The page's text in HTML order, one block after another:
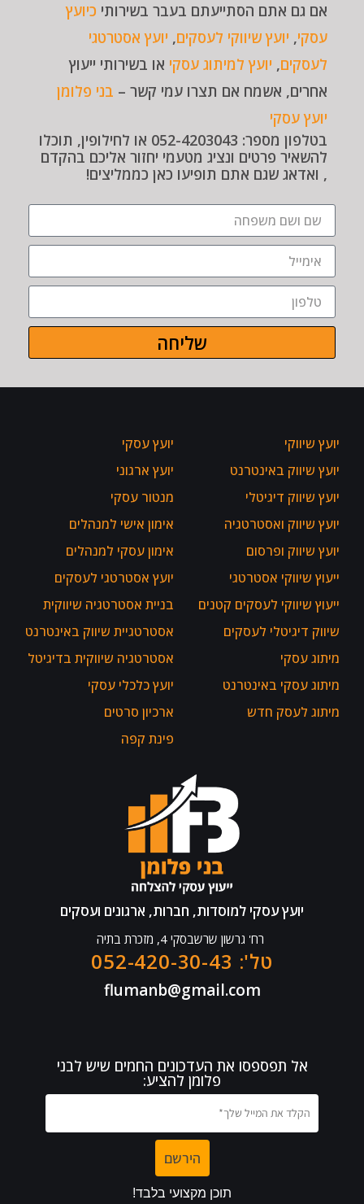
אם גם אתם הסתייעתם בעבר בשירותי כיועץ
עסקי, יועץ שיווקי לעסקים, יועץ אסטרטגי
לעסקים, יועץ למיתוג עסקי או בשירותי ייעוץ
אחרים, אשמח אם תצרו עמי קשר – בני פלומן
יועץ עסקי
בטלפון מספר: 052-4203043 או לחילופין, תוכלו
להשאיר פרטים ונציג מטעמי יחזור אליכם בהקדם
, ואדאג שגם אתם תופיעו כאן כממליצים!
שליחה
יועץ עסקי למוסדות, חברות, ארגונים ועסקים
רח' גרשון שרשבסקי 4, מזכרת בתיה
טל': 052-420-30-43
flumanb@gmail.com
אל תפספסו את העדכונים החמים שיש לבני
פלומן להציע:
יועץ עסקי
יועץ ארגוני
מנטור עסקי
אימון אישי למנהלים
אימון עסקי למנהלים
יועץ אסטרטגי לעסקים
בניית אסטרטגיה שיווקית
אסטרטגיית שיווק באינטרנט
אסטרטגיה שיווקית בדיגיטל
יועץ כלכלי עסקי
ארכיון סרטים
פינת קפה
יועץ שיווקי
יועץ שיווק באינטרנט
יועץ שיווק דיגיטלי
יועץ שיווק ואסטרטגיה
יועץ שיווק ופרסום
ייעוץ שיווקי אסטרטגי
ייעוץ שיווקי לעסקים קטנים
שיווק דיגיטלי לעסקים
מיתוג עסקי
מיתוג עסקי באינטרנט
מיתוג לעסק חדש